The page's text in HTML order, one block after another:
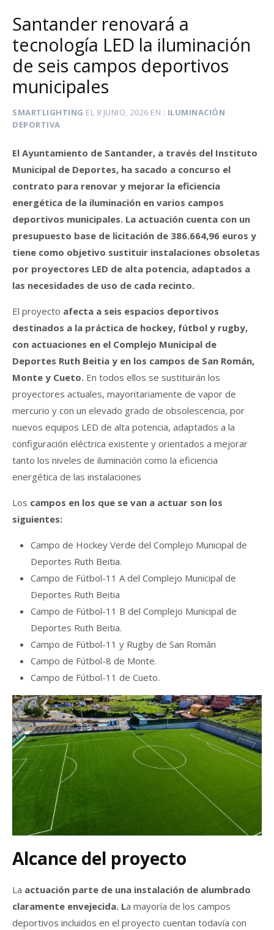
Santander renovará a
tecnología LED la iluminación
de seis campos deportivos
municipales
SMARTLIGHTING EL 8 JUNIO, 2026 EN
ILUMINACIÓN
DEPORTIVA
El Ayuntamiento de Santander, a través del Instituto
Municipal de Deportes, ha sacado a concurso el
contrato para renovar y mejorar la eficiencia
energética de la iluminación en varios campos
deportivos municipales. La actuación cuenta con un
presupuesto base de licitación de 386.664,96 euros y
tiene como objetivo sustituir instalaciones obsoletas
por proyectores LED de alta potencia, adaptados a
las necesidades de uso de cada recinto.
El proyecto afecta a seis espacios deportivos
destinados a la práctica de hockey, fútbol y rugby,
con actuaciones en el Complejo Municipal de
Deportes Ruth Beitia y en los campos de San Román,
Monte y Cueto. En todos ellos se sustituirán los
proyectores actuales, mayoritariamente de vapor de
mercurio y con un elevado grado de obsolescencia, por
nuevos equipos LED de alta potencia, adaptados a la
configuración eléctrica existente y orientados a mejorar
tanto los niveles de iluminación como la eficiencia
energética de las instalaciones
Los campos en los que se van a actuar son los
siguientes:
Campo de Hockey Verde del Complejo Municipal de
Deportes Ruth Beitia.
Campo de Fútbol-11 A del Complejo Municipal de
Deportes Ruth Beitia
Campo de Fútbol-11 B del Complejo Municipal de
Deportes Ruth Beitia.
Campo de Fútbol-11 y Rugby de San Román
Campo de Fútbol-8 de Monte.
Campo de Fútbol-11 de Cueto.
Alcance del proyecto
La actuación parte de una instalación de alumbrado
claramente envejecida. La mayoría de los campos
deportivos incluidos en el proyecto cuentan todavía con